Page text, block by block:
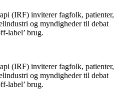
(IRF) inviterer fagfolk, patienter,
og myndigheder til debat
label’ brug.
(IRF) inviterer fagfolk, patienter,
og myndigheder til debat
label’ brug.